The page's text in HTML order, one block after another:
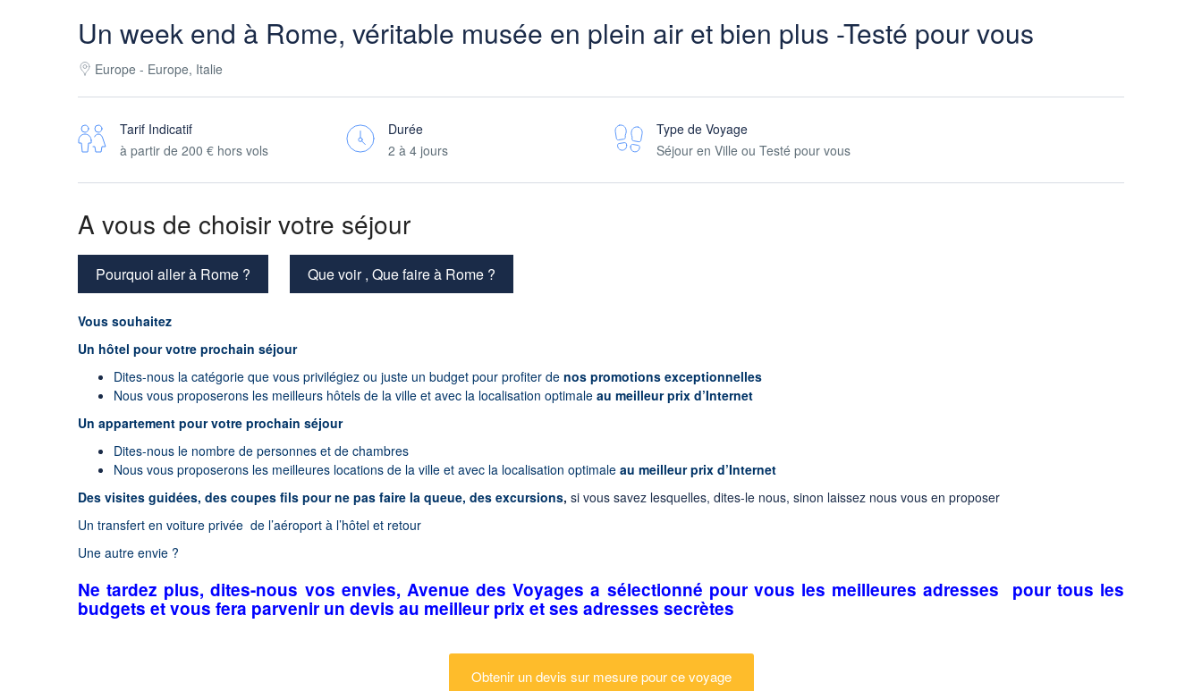
Un week end à Rome, véritable musée en plein air et bien plus -Testé pour vous
Europe - Europe, Italie
Tarif Indicatif
à partir de 200 € hors vols
Durée
2 à 4 jours
Type de Voyage
Séjour en Ville ou Testé pour vous
A vous de choisir votre séjour
Pourquoi aller à Rome ? Que voir , Que faire à Rome ?
Vous souhaitez
Un hôtel pour votre prochain séjour
Dites-nous la catégorie que vous privilégiez ou juste un budget pour profiter de nos promotions exceptionnelles
Nous vous proposerons les meilleurs hôtels de la ville et avec la localisation optimale au meilleur prix d’Internet
Un appartement pour votre prochain séjour
Dites-nous le nombre de personnes et de chambres
Nous vous proposerons les meilleures locations de la ville et avec la localisation optimale au meilleur prix d’Internet
Des visites guidées, des coupes fils pour ne pas faire la queue, des excursions, si vous savez lesquelles, dites-le nous, sinon laissez nous vous en proposer
Un transfert en voiture privée de l’aéroport à l’hôtel et retour
Une autre envie ?
Ne tardez plus, dites-nous vos envies, Avenue des Voyages a sélectionné pour vous les meilleures adresses pour tous les
budgets et vous fera parvenir un devis au meilleur prix et ses adresses secrètes
Obtenir un devis sur mesure pour ce voyage